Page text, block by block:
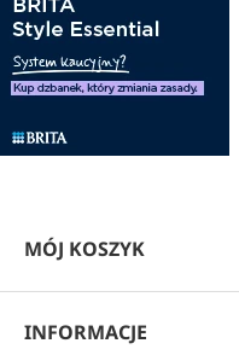
MÓJ KOSZYK
INFORMACJE